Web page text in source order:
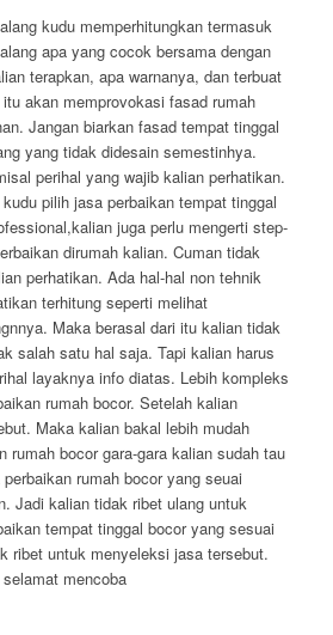
kudu memperhitungkan termasuk
apa yang cocok bersama dengan
terapkan, apa warnanya, dan terbuat
akan memprovokasi fasad rumah
Jangan biarkan fasad tempat tinggal
yang tidak didesain semestinhya.
perihal yang wajib kalian perhatikan.
pilih jasa perbaikan tempat tinggal
juga perlu mengerti step-
dirumah kalian. Cuman tidak
perhatikan. Ada hal-hal non tehnik
terhitung seperti melihat
Maka berasal dari itu kalian tidak
salah satu hal saja. Tapi kalian harus
layaknya info diatas. Lebih kompleks
rumah bocor. Setelah kalian
Maka kalian bakal lebih mudah
rumah bocor gara-gara kalian sudah tau
rumah bocor yang seuai
Jadi kalian tidak ribet ulang untuk
tempat tinggal bocor yang sesuai
ribet untuk menyeleksi jasa tersebut.
mencoba